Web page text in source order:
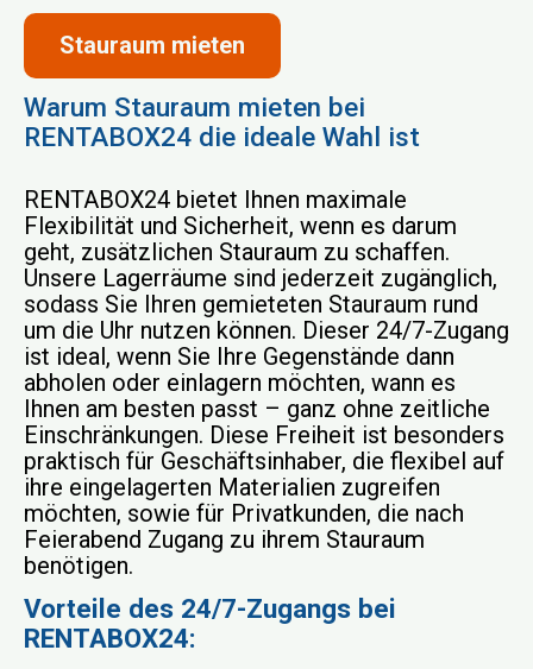
Stauraum mieten
Warum Stauraum mieten bei
RENTABOX24 die ideale Wahl ist
RENTABOX24 bietet Ihnen maximale
Flexibilität und Sicherheit, wenn es darum
geht, zusätzlichen Stauraum zu schaffen.
Unsere Lagerräume sind jederzeit zugänglich,
sodass Sie Ihren gemieteten Stauraum rund
um die Uhr nutzen können. Dieser 24/7-Zugang
ist ideal, wenn Sie Ihre Gegenstände dann
abholen oder einlagern möchten, wann es
Ihnen am besten passt – ganz ohne zeitliche
Einschränkungen. Diese Freiheit ist besonders
praktisch für Geschäftsinhaber, die flexibel auf
ihre eingelagerten Materialien zugreifen
möchten, sowie für Privatkunden, die nach
Feierabend Zugang zu ihrem Stauraum
benötigen.
Vorteile des 24/7-Zugangs bei
RENTABOX24: